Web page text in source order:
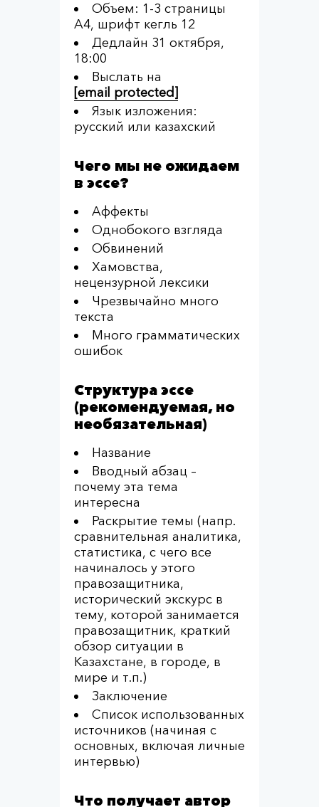
Объем: 1-3 страницы
А4, шрифт кегль 12
Дедлайн 31 октября,
18:00
Выслать на
[email protected]
Язык изложения:
русский или казахский
Чего мы не ожидаем
в эссе?
Аффекты
Однобокого взгляда
Обвинений
Хамовства,
нецензурной лексики
Чрезвычайно много
текста
Много грамматических
ошибок
Структура эссе
(рекомендуемая, но
необязательная)
Название
Вводный абзац –
почему эта тема
интересна
Раскрытие темы (напр.
сравнительная аналитика,
статистика, с чего все
начиналось у этого
правозащитника,
исторический экскурс в
тему, которой занимается
правозащитник, краткий
обзор ситуации в
Казахстане, в городе, в
мире и т.п.)
Заключение
Список использованных
источников (начиная с
основных, включая личные
интервью)
Что получает автор